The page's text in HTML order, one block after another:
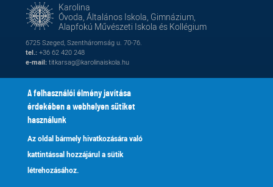
Karolina
Óvoda, Általános Iskola, Gimnázium,
Alapfokú Művészeti Iskola és Kollégium
6725 Szeged, Szentháromság u. 70-76.
tel.: +36 62 420 248
e-mail: titkarsag@karolinaiskola.hu
Lábléc
Naptár
Alapítvány
A felhasználói élmény javítása
érdekében a webhelyen sütiket
használunk
Az oldal bármely hivatkozására való
kattintással hozzájárul a sütik
létrehozásához.